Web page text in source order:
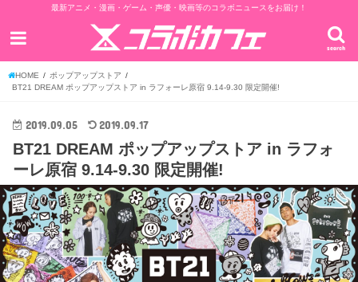
最新アニメ・漫画・ゲーム・声優・映画等のコラボニュースをお届け！
search
HOME
ポップアップストア
BT21 DREAM ポップアップストア in ラフォーレ原宿 9.14-9.30 限定開催!
2019.09.05 2019.09.17
BT21 DREAM ポップアップストア in ラフォ
ーレ原宿 9.14-9.30 限定開催!